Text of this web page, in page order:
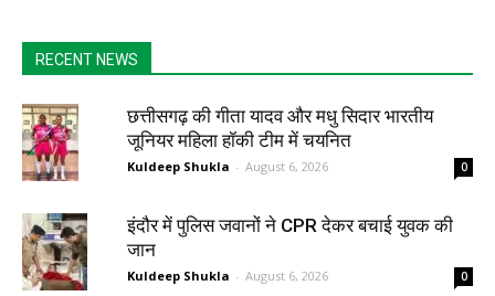
RECENT NEWS
छत्तीसगढ़ की गीता यादव और मधु सिदार भारतीय
जूनियर महिला हॉकी टीम में चयनित
Kuldeep Shukla - August 6, 2026 0
इंदौर में पुलिस जवानों ने CPR देकर बचाई युवक की
जान
Kuldeep Shukla - August 6, 2026 0